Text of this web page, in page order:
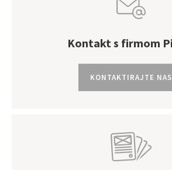
Kontakt s firmom
KONTAKTIRAJTE NAS